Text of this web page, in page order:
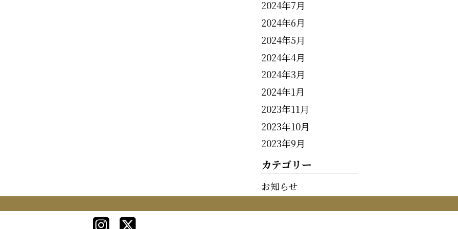
2024年7月
2024年6月
2024年5月
2024年4月
2024年3月
2024年1月
2023年11月
2023年10月
2023年9月
カテゴリー
お知らせ